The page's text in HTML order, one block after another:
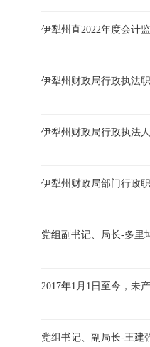
伊犁州直2022年度会计
伊犁州财政局行政执法
伊犁州财政局行政执法
伊犁州财政局部门行政
党组副书记、局长-多里
2017年1月1日至今，未
党组书记、副局长-王建